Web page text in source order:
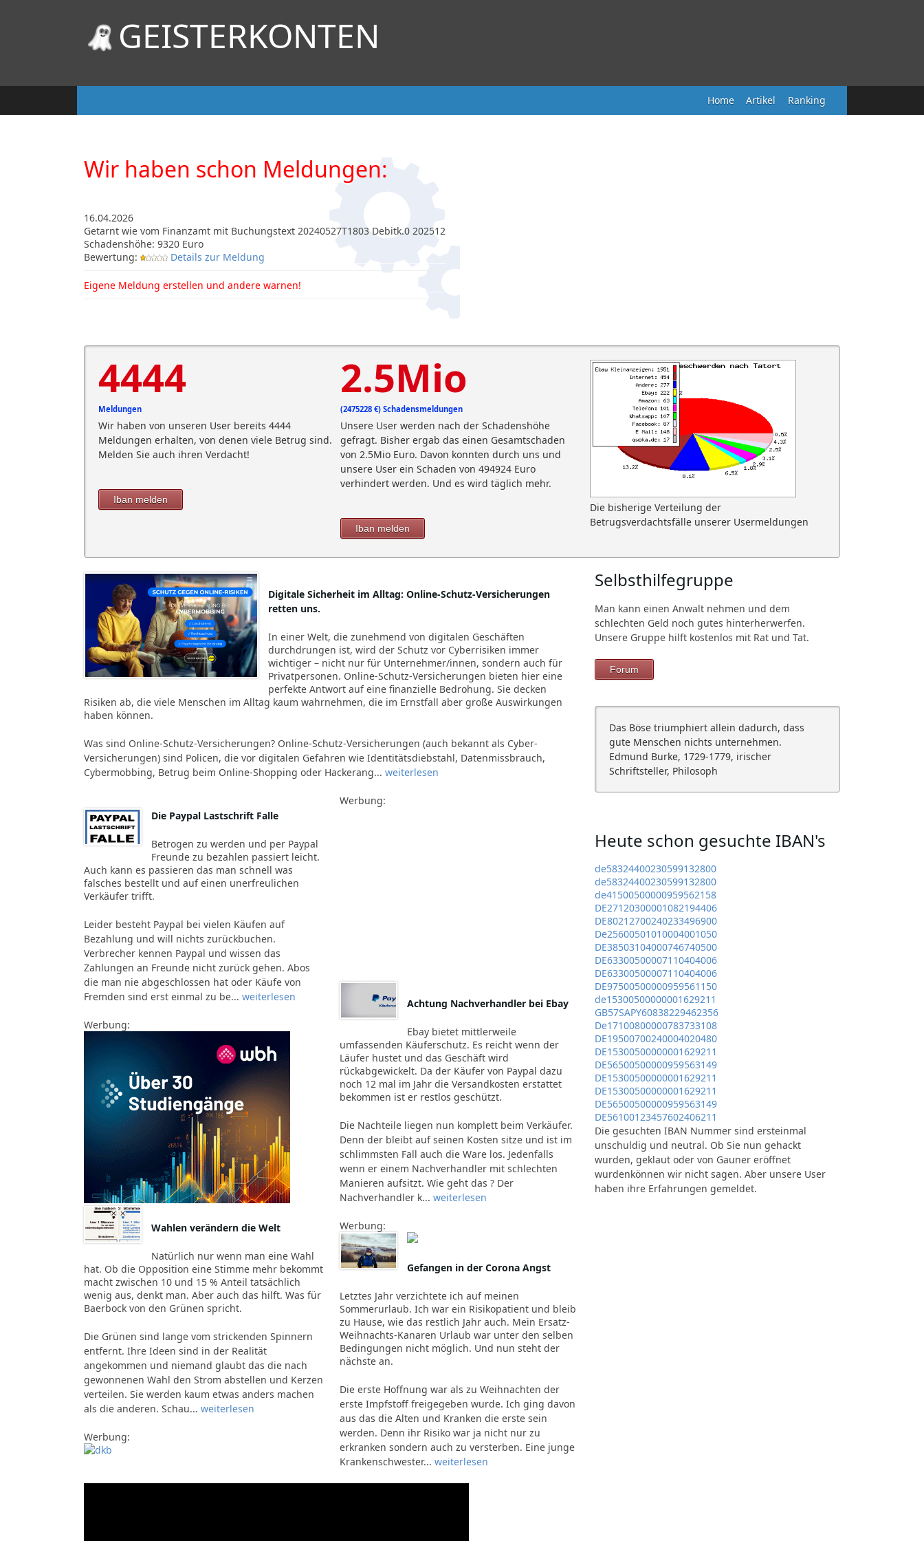
GEISTERKONTEN
Ranking
Artikel
Home
Wir haben schon Meldungen:
16.04.2026
Getarnt wie vom Finanzamt mit Buchungstext 20240527T1803 Debitk.0 202512
Schadenshöhe: 9320 Euro
Bewertung:
Details zur Meldung
Eigene Meldung erstellen und andere warnen!
4444
Meldungen
Wir haben von unseren User bereits 4444
Meldungen erhalten, von denen viele Betrug sind.
Melden Sie auch ihren Verdacht!
Iban melden
2.5Mio
(2475228 €) Schadensmeldungen
Unsere User werden nach der Schadenshöhe
gefragt. Bisher ergab das einen Gesamtschaden
von 2.5Mio Euro. Davon konnten durch uns und
unsere User ein Schaden von 494924 Euro
verhindert werden. Und es wird täglich mehr.
Iban melden
Die bisherige Verteilung der
Betrugsverdachtsfälle unserer Usermeldungen
Digitale Sicherheit im Alltag: Online-Schutz-Versicherungen
retten uns.
In einer Welt, die zunehmend von digitalen Geschäften
durchdrungen ist, wird der Schutz vor Cyberrisiken immer
wichtiger – nicht nur für Unternehmer/innen, sondern auch für
Privatpersonen. Online-Schutz-Versicherungen bieten hier eine
perfekte Antwort auf eine finanzielle Bedrohung. Sie decken
Risiken ab, die viele Menschen im Alltag kaum wahrnehmen, die im Ernstfall aber große Auswirkungen
haben können.
Was sind Online-Schutz-Versicherungen? Online-Schutz-Versicherungen (auch bekannt als Cyber-
Versicherungen) sind Policen, die vor digitalen Gefahren wie Identitätsdiebstahl, Datenmissbrauch,
Cybermobbing, Betrug beim Online-Shopping oder Hackerang... weiterlesen
Die Paypal Lastschrift Falle
Betrogen zu werden und per Paypal
Freunde zu bezahlen passiert leicht.
Auch kann es passieren das man schnell was
falsches bestellt und auf einen unerfreulichen
Verkäufer trifft.
Leider besteht Paypal bei vielen Käufen auf
Bezahlung und will nichts zurückbuchen.
Verbrecher kennen Paypal und wissen das
Zahlungen an Freunde nicht zurück gehen. Abos
die man nie abgeschlossen hat oder Käufe von
Fremden sind erst einmal zu be... weiterlesen
Werbung:
Wahlen verändern die Welt
Natürlich nur wenn man eine Wahl
hat. Ob die Opposition eine Stimme mehr bekommt
macht zwischen 10 und 15 % Anteil tatsächlich
wenig aus, denkt man. Aber auch das hilft. Was für
Baerbock von den Grünen spricht.
Die Grünen sind lange vom strickenden Spinnern
entfernt. Ihre Ideen sind in der Realität
angekommen und niemand glaubt das die nach
gewonnenen Wahl den Strom abstellen und Kerzen
verteilen. Sie werden kaum etwas anders machen
als die anderen. Schau... weiterlesen
Werbung:
Werbung:
Achtung Nachverhandler bei Ebay
Ebay bietet mittlerweile
umfassenden Käuferschutz. Es reicht wenn der
Läufer hustet und das Geschäft wird
rückabgewickelt. Da der Käufer von Paypal dazu
noch 12 mal im Jahr die Versandkosten erstattet
bekommen ist er restlos geschützt.
Die Nachteile liegen nun komplett beim Verkäufer.
Denn der bleibt auf seinen Kosten sitze und ist im
schlimmsten Fall auch die Ware los. Jedenfalls
wenn er einem Nachverhandler mit schlechten
Manieren aufsitzt. Wie geht das ? Der
Nachverhandler k... weiterlesen
Werbung:
Gefangen in der Corona Angst
Letztes Jahr verzichtete ich auf meinen
Sommerurlaub. Ich war ein Risikopatient und bleib
zu Hause, wie das restlich Jahr auch. Mein Ersatz-
Weihnachts-Kanaren Urlaub war unter den selben
Bedingungen nicht möglich. Und nun steht der
nächste an.
Die erste Hoffnung war als zu Weihnachten der
erste Impfstoff freigegeben wurde. Ich ging davon
aus das die Alten und Kranken die erste sein
werden. Denn ihr Risiko war ja nicht nur zu
erkranken sondern auch zu versterben. Eine junge
Krankenschwester... weiterlesen
Selbsthilfegruppe
Man kann einen Anwalt nehmen und dem
schlechten Geld noch gutes hinterherwerfen.
Unsere Gruppe hilft kostenlos mit Rat und Tat.
Forum
Das Böse triumphiert allein dadurch, dass
gute Menschen nichts unternehmen.
Edmund Burke, 1729-1779, irischer
Schriftsteller, Philosoph
Heute schon gesuchte IBAN's
de58324400230599132800
de58324400230599132800
de41500500000959562158
DE27120300001082194406
DE80212700240233496900
De25600501010004001050
DE38503104000746740500
DE63300500007110404006
DE63300500007110404006
DE97500500000959561150
de15300500000001629211
GB57SAPY60838229462356
De17100800000783733108
DE19500700240004020480
DE15300500000001629211
DE56500500000959563149
DE15300500000001629211
DE15300500000001629211
DE56500500000959563149
DE56100123457602406211
Die gesuchten IBAN Nummer sind ersteinmal
unschuldig und neutral. Ob Sie nun gehackt
wurden, geklaut oder von Gauner eröffnet
wurdenkönnen wir nicht sagen. Aber unsere User
haben ihre Erfahrungen gemeldet.